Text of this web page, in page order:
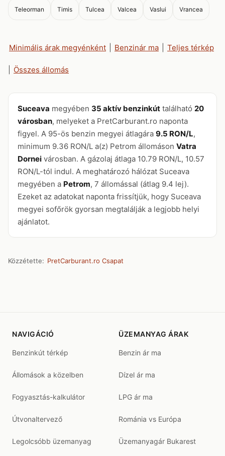
Teleorman Timis Tulcea Valcea Vaslui Vrancea
Minimális árak megyénként Benzinár ma Teljes térkép
Összes állomás
Suceava megyében 35 aktív benzinkút található 20
városban, melyeket a PretCarburant.ro naponta
figyel. A 95-ös benzin megyei átlagára 9.5 RON/L,
minimum 9.36 RON/L a(z) Petrom állomáson Vatra
Dornei városban. A gázolaj átlaga 10.79 RON/L, 10.57
RON/L-tól indul. A meghatározó hálózat Suceava
megyében a Petrom, 7 állomással (átlag 9.4 lej).
Ezeket az adatokat naponta frissítjük, hogy Suceava
megyei sofőrök gyorsan megtalálják a legjobb helyi
ajánlatot.
Közzétette: PretCarburant.ro Csapat
NAVIGÁCIÓ
Benzinkút térkép
Állomások a közelben
Fogyasztás-kalkulátor
Útvonaltervező
Legolcsóbb üzemanyag
ÜZEMANYAG ÁRAK
Benzin ár ma
Dízel ár ma
LPG ár ma
Románia vs Európa
Üzemanyagár Bukarest